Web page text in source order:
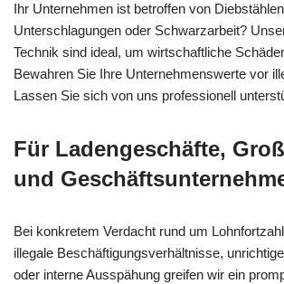
Ihr Unternehmen ist betroffen von
Unterschlagungen oder Schwarzarbeit?
Technik sind ideal, um wirtschaftliche
Bewahren Sie Ihre Unternehmenswerte vor
Lassen Sie sich von uns professionell
Für Ladengeschäfte,
und
Bei konkretem Verdacht rund um
illegale Beschäftigungsverhältnisse,
oder interne Ausspähung greifen wir ein